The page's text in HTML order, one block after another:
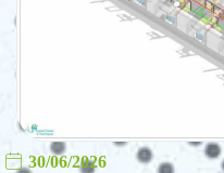
30/06/2026